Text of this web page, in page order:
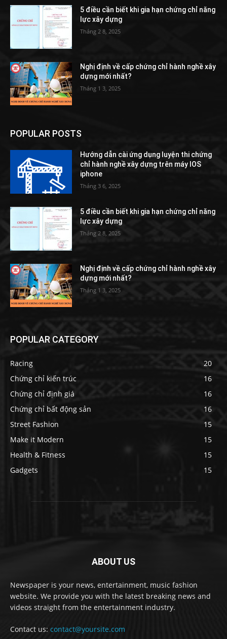
5 điều cần biết khi gia hạn chứng chỉ năng
lực xây dựng
Tháng 2 8, 2025
Nghị định về cấp chứng chỉ hành nghề xây
dựng mới nhất?
Tháng 1 3, 2025
POPULAR POSTS
Hướng dẫn cài ứng dụng luyện thi chứng
chỉ hành nghề xây dựng trên máy IOS
iphone
Tháng 3 6, 2025
5 điều cần biết khi gia hạn chứng chỉ năng
lực xây dựng
Tháng 2 8, 2025
Nghị định về cấp chứng chỉ hành nghề xây
dựng mới nhất?
Tháng 1 3, 2025
POPULAR CATEGORY
Racing
20
Chứng chỉ kiến trúc
16
Chứng chỉ định giá
16
Chứng chỉ bất động sản
16
Street Fashion
15
Make it Modern
15
Health & Fitness
15
Gadgets
15
ABOUT US
Newspaper is your news, entertainment, music fashion
website. We provide you with the latest breaking news and
videos straight from the entertainment industry.
Contact us: contact@yoursite.com